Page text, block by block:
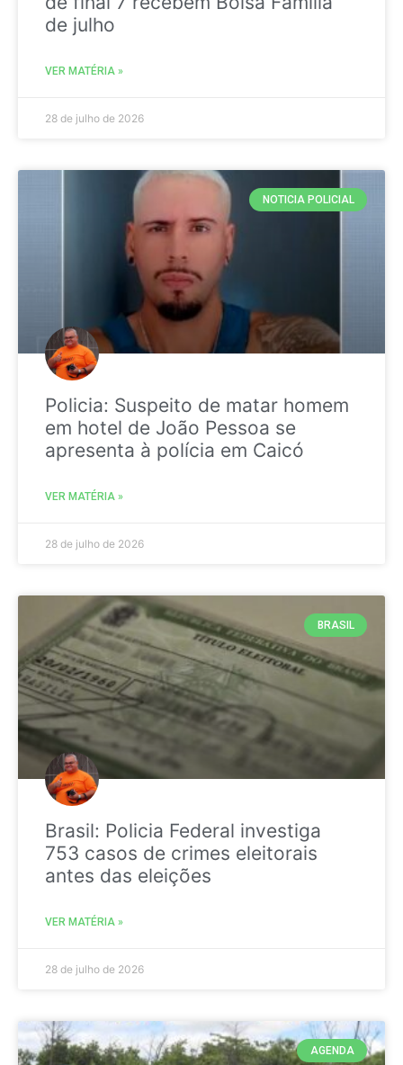
de julho
VER MATÉRIA »
28 de julho de 2026
NOTICIA POLICIAL
Policia: Suspeito de matar homem
em hotel de João Pessoa se
apresenta à polícia em Caicó
VER MATÉRIA »
28 de julho de 2026
BRASIL
Brasil: Policia Federal investiga
753 casos de crimes eleitorais
antes das eleições
VER MATÉRIA »
28 de julho de 2026
AGENDA